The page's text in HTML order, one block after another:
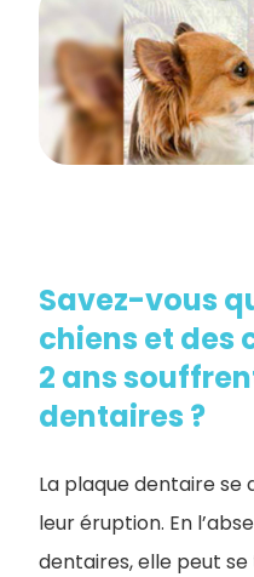
Savez-vous
chiens et des
2 ans
dentaires ?
La plaque dentaire se
leur éruption. En
dentaires, elle peut